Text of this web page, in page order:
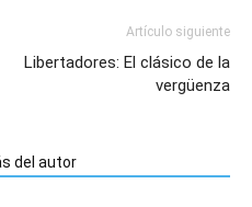
Artículo siguiente
Libertadores: El clásico de la
vergüenza
del autor